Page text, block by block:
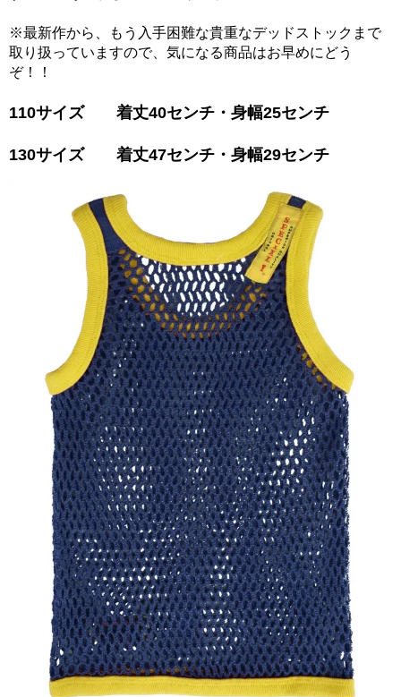
※最新作から、もう入手困難な貴重なデッドストックまで
取り扱っていますので、気になる商品はお早めにどう
ぞ！！
110サイズ 着丈40センチ・身幅25センチ
130サイズ 着丈47センチ・身幅29センチ